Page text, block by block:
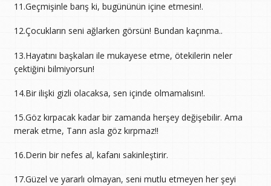
11.Geçmişinle barış ki, bugününün içine etmesin!.
12.Çocukların seni ağlarken görsün! Bundan kaçınma..
13.Hayatını başkaları ile mukayese etme, ötekilerin neler
çektiğini bilmiyorsun!
14.Bir ilişki gizli olacaksa, sen içinde olmamalısın!.
15.Göz kırpacak kadar bir zamanda herşey değişebilir. Ama
merak etme, Tanrı asla göz kırpmaz!!
16.Derin bir nefes al, kafanı sakinleştirir.
17.Güzel ve yararlı olmayan, seni mutlu etmeyen her şeyi